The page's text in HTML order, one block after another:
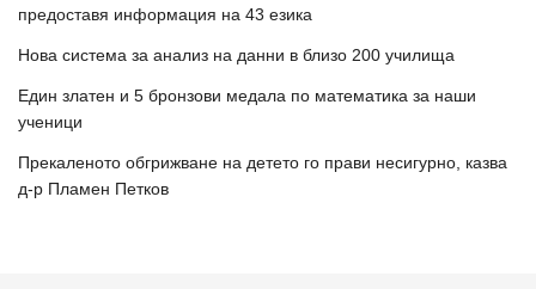
предоставя информация на 43 езика
Нова система за анализ на данни в близо 200 училища
Един златен и 5 бронзови медала по математика за наши
ученици
Прекаленото обгрижване на детето го прави несигурно, казва
д-р Пламен Петков